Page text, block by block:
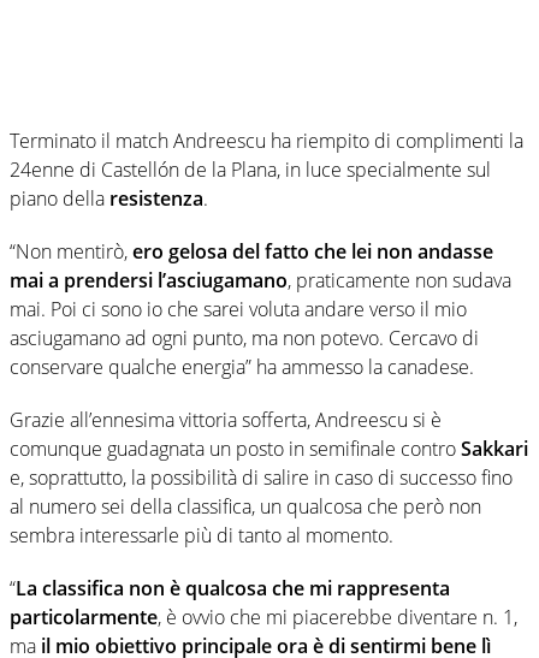
Terminato il match Andreescu ha riempito di complimenti la
24enne di Castellón de la Plana, in luce specialmente sul
piano della resistenza.
“Non mentirò,ero gelosa del fatto che lei non andasse
mai a prendersi l’asciugamano, praticamente non sudava
mai. Poi ci sono io che sarei voluta andare verso il mio
asciugamano ad ogni punto, ma non potevo. Cercavo di
conservare qualche energia” ha ammesso la canadese.
Grazie all’ennesima vittoria sofferta, Andreescu si è
comunque guadagnata un posto in semifinale controSakkari
e, soprattutto, la possibilità di salire in caso di successo fino
al numero sei della classifica, un qualcosa che però non
sembra interessarle più di tanto al momento.
“La classifica non è qualcosa che mi rappresenta
particolarmente, è ovvio che mi piacerebbe diventare n. 1,
ma il mio obiettivo principale ora è di sentirmi bene lì